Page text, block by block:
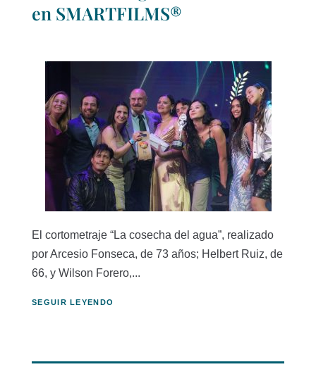
en SMARTFILMS®
El cortometraje “La cosecha del agua”, realizado
por Arcesio Fonseca, de 73 años; Helbert Ruiz, de
66, y Wilson Forero,...
SEGUIR LEYENDO